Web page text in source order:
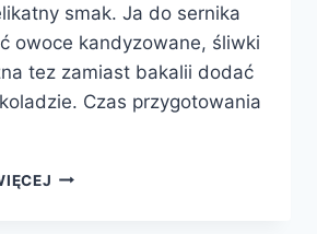
smak. Ja do sernika
owoce kandyzowane, śliwki
tez zamiast bakalii dodać
Czas przygotowania
SERNIK